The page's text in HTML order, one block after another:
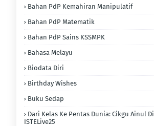
Bahan PdP Kemahiran Manipulatif
Bahan PdP Matematik
Bahan PdP Sains KSSMPK
Bahasa Melayu
Biodata Diri
Birthday Wishes
Buku Sedap
Dari Kelas Ke Pentas Dunia: Cikgu Ainul Di
ISTELive25